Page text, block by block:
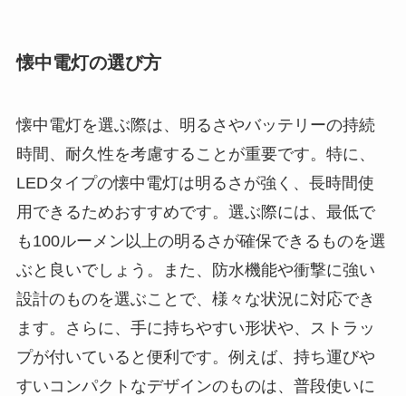
懐中電灯の選び方
懐中電灯を選ぶ際は、明るさやバッテリーの持続
時間、耐久性を考慮することが重要です。特に、
LEDタイプの懐中電灯は明るさが強く、長時間使
用できるためおすすめです。選ぶ際には、最低で
も100ルーメン以上の明るさが確保できるものを選
ぶと良いでしょう。また、防水機能や衝撃に強い
設計のものを選ぶことで、様々な状況に対応でき
ます。さらに、手に持ちやすい形状や、ストラッ
プが付いていると便利です。例えば、持ち運びや
すいコンパクトなデザインのものは、普段使いに